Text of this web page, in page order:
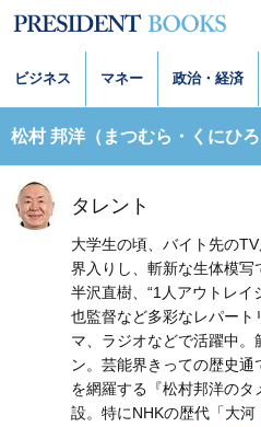
ビジネス マネー 政治・経済
松村 邦洋（まつむら・くにひろ
タレント
大学生の頃、バイト先の
界入りし、斬新な生体模写
半沢直樹、“1人アウトレイ
也監督など多彩なレパート
マ、ラジオなどで活躍中
ン。芸能界きっての歴史
を網羅する『松村邦洋のタ
設。特にNHKの歴代「大